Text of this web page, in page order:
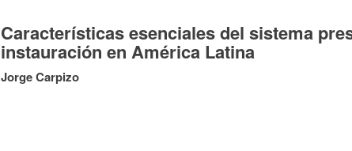
Características esenciales del sistema
instauración en América Latina
Jorge Carpizo